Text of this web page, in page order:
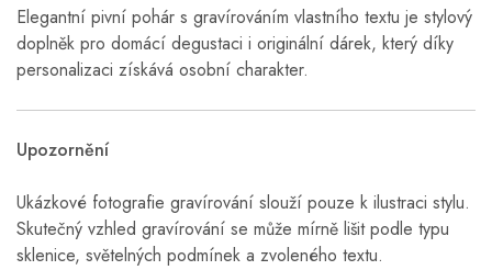
Elegantní pivní pohár s gravírováním vlastního textu je stylový
doplněk pro domácí degustaci i originální dárek, který díky
personalizaci získává osobní charakter.
Upozornění
Ukázkové fotografie gravírování slouží pouze k ilustraci stylu.
Skutečný vzhled gravírování se může mírně lišit podle typu
sklenice, světelných podmínek a zvoleného textu.